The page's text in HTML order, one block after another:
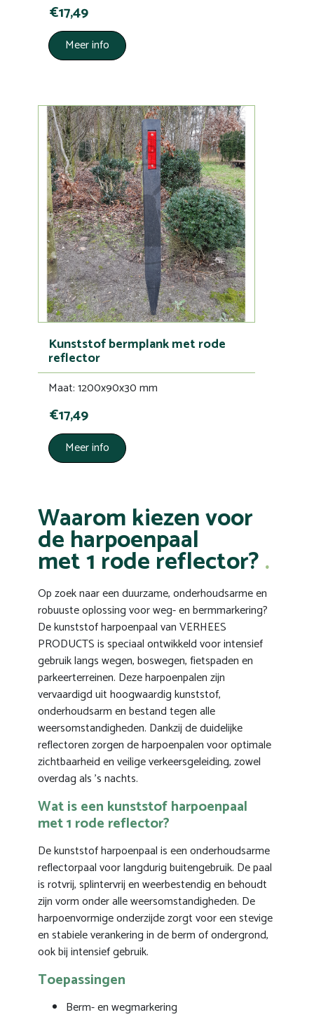
€17,49
Meer info
Kunststof bermplank met rode
reflector
Maat: 1200x90x30 mm
€17,49
Meer info
Waarom kiezen voor
de harpoenpaal
met 1 rode reflector?
Op zoek naar een duurzame, onderhoudsarme en
robuuste oplossing voor weg- en bermmarkering?
De kunststof harpoenpaal van VERHEES
PRODUCTS is speciaal ontwikkeld voor intensief
gebruik langs wegen, boswegen, fietspaden en
parkeerterreinen. Deze harpoenpalen zijn
vervaardigd uit hoogwaardig kunststof,
onderhoudsarm en bestand tegen alle
weersomstandigheden. Dankzij de duidelijke
reflectoren zorgen de harpoenpalen voor optimale
zichtbaarheid en veilige verkeersgeleiding, zowel
overdag als ’s nachts.
Wat is een kunststof harpoenpaal
met 1 rode reflector?
De kunststof harpoenpaal is een onderhoudsarme
reflectorpaal voor langdurig buitengebruik. De paal
is rotvrij, splintervrij en weerbestendig en behoudt
zijn vorm onder alle weersomstandigheden. De
harpoenvormige onderzijde zorgt voor een stevige
en stabiele verankering in de berm of ondergrond,
ook bij intensief gebruik.
Toepassingen
Berm- en wegmarkering